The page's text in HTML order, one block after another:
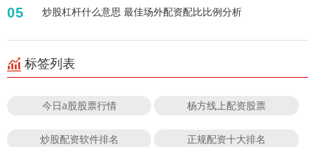
05 炒股杠杆什么意思 最佳场外配资配比比例分析
标签列表
今日a股股票行情 杨方线上配资股票
炒股配资软件排名 正规配资十大排名